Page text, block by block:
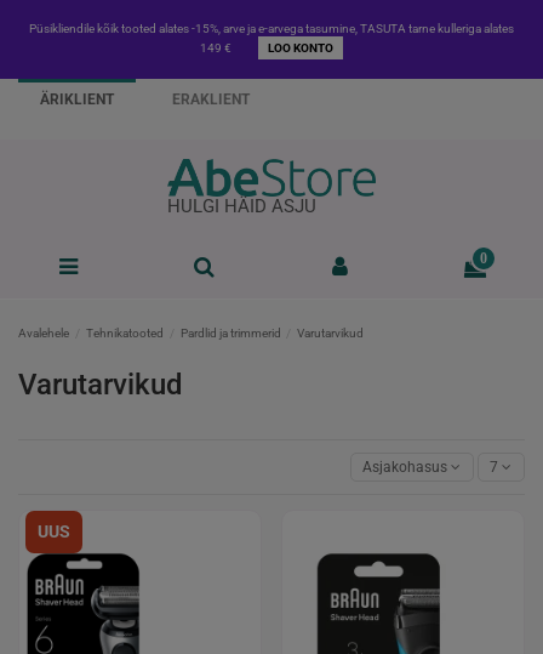
Püsikliendile kõik tooted alates -15%, arve ja e-arvega tasumine, TASUTA tarne kulleriga alates
149 €
LOO KONTO
ÄRIKLIENT ERAKLIENT
HULGI HÄID ASJU
0
Avalehele Tehnikatooted Pardlid ja trimmerid Varutarvikud
Varutarvikud
Asjakohasus 7
UUS